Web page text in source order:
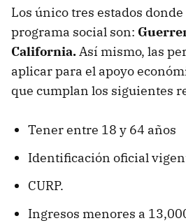
Los único tres estados
programa social son:
California.Así mismo, las
aplicar para el apoyo
que cumplan los siguientes
Tener entre 18 y 64 años
Identificación oficial
CURP.
Ingresos menores a